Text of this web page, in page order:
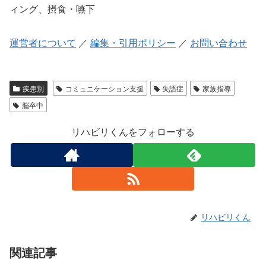
ィング、摂食・嚥下
運営者について ／ 編集・引用ポリシー ／ お問い合わせ
疾患別 コミュニケーション支援 失語症
家族指導
脳卒中
リハビリくんをフォローする
リハビリくん
関連記事